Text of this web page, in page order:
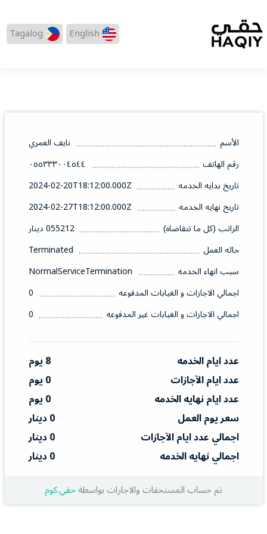
English
Tagalog
الأسم
نايف العمري
رقم الهاتف
٠٥٥٣٣٣٠٠٤٥٤٤
تاريخ بدايه الخدمه
2024-02-20T18:12:00.000Z
تاريخ نهايه الخدمه
2024-02-27T18:12:00.000Z
الراتب (كل ما تتقاضاه)
055212 دينار
حاله العمل
Terminated
سبب انهاء الخدمه
NormalServiceTermination
اجمالي الاجازات و الغيابات المدفوعه
0
اجمالي الاجازات و الغيابات غير المدفوعه
0
عدد ايام الخدمه
8 يوم
عدد ايام الآجازات
0 يوم
عدد ايام نهايه الخدمه
0 يوم
سعر يوم العمل
0 دينار
اجمالي عدد ايام الآجازات
0 دينار
اجمالي نهايه الخدمه
0 دينار
تم حساب المستحقات والاجارات بواسطةحقي.كوم